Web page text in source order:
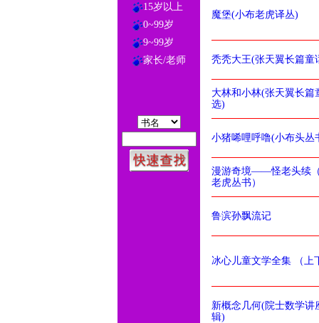
15岁以上
0~99岁
9~99岁
家长/老师
魔堡(小布老虎译丛)
秃秃大王(张天翼长篇童
大林和小林(张天翼长篇
选)
小猪唏哩呼噜(小布头丛
漫游奇境——怪老头续
老虎丛书）
鲁滨孙飘流记
冰心儿童文学全集 （上
新概念几何(院士数学讲
辑)